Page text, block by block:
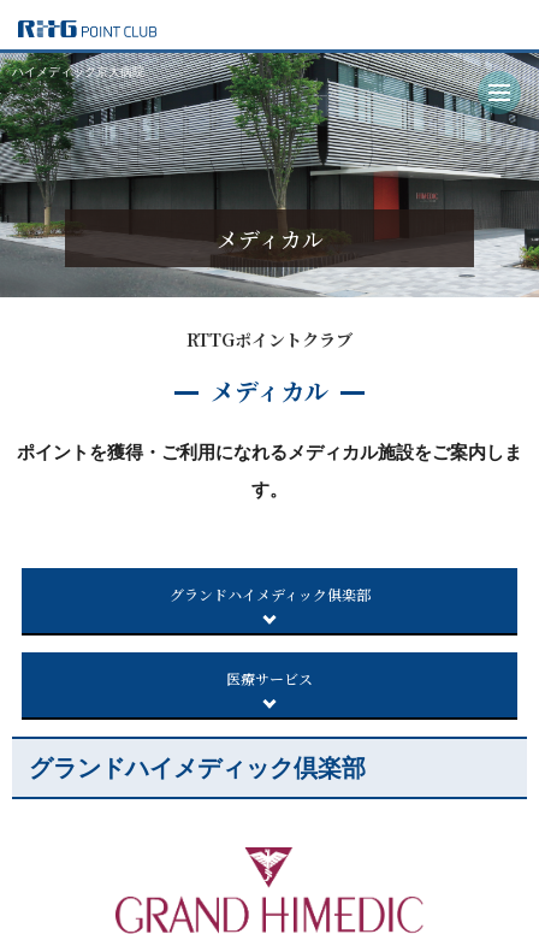
メディカル
ハイメディック京大病院
RTTGポイントクラブ
メディカル
ポイントを獲得・ご利用になれるメディカル施設をご案内しま
す。
グランドハイメディック俱楽部
医療サービス
グランドハイメディック倶楽部